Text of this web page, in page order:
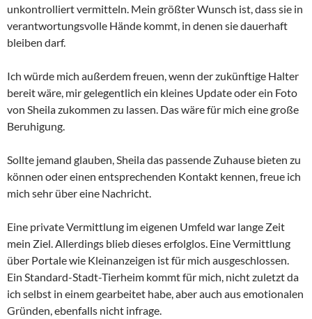
unkontrolliert vermitteln. Mein größter Wunsch ist, dass sie in
verantwortungsvolle Hände kommt, in denen sie dauerhaft
bleiben darf.
Ich würde mich außerdem freuen, wenn der zukünftige Halter
bereit wäre, mir gelegentlich ein kleines Update oder ein Foto
von Sheila zukommen zu lassen. Das wäre für mich eine große
Beruhigung.
Sollte jemand glauben, Sheila das passende Zuhause bieten zu
können oder einen entsprechenden Kontakt kennen, freue ich
mich sehr über eine Nachricht.
Eine private Vermittlung im eigenen Umfeld war lange Zeit
mein Ziel. Allerdings blieb dieses erfolglos. Eine Vermittlung
über Portale wie Kleinanzeigen ist für mich ausgeschlossen.
Ein Standard-Stadt-Tierheim kommt für mich, nicht zuletzt da
ich selbst in einem gearbeitet habe, aber auch aus emotionalen
Gründen, ebenfalls nicht infrage.